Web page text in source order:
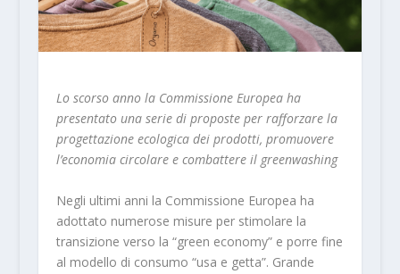
Lo scorso anno la Commissione Europea ha
presentato una serie di proposte per rafforzare la
progettazione ecologica dei prodotti, promuovere
l’economia circolare e combattere il greenwashing
Negli ultimi anni la Commissione Europea ha
adottato numerose misure per stimolare la
transizione verso la “green economy” e porre fine
al modello di consumo “usa e getta”. Grande